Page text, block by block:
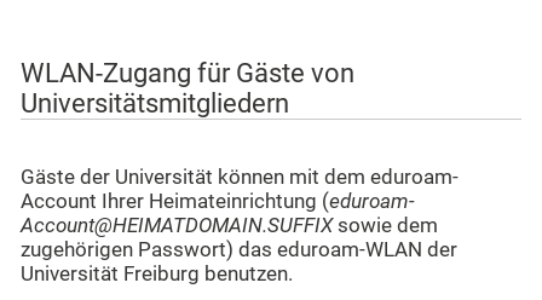
WLAN-Zugang für Gäste von
Universitätsmitgliedern
Gäste der Universität können mit dem eduroam-
Account Ihrer Heimateinrichtung (eduroam-
Account@HEIMATDOMAIN.SUFFIXsowie dem
zugehörigen Passwort) das eduroam-WLAN der
Universität Freiburg benutzen.